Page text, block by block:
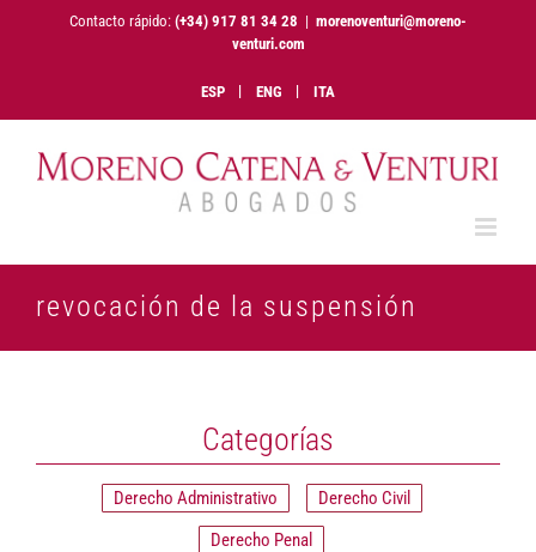
Contacto rápido: (+34) 917 81 34 28 | morenoventuri@moreno-
venturi.com
ESP ENG ITA
revocación de la suspensión
Categorías
Derecho Administrativo
Derecho Civil
Derecho Penal